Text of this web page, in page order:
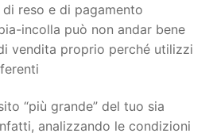
reso e di pagamento
incolla può non andar bene
vendita proprio perché utilizzi
“più grande” del tuo sia
analizzando le condizioni